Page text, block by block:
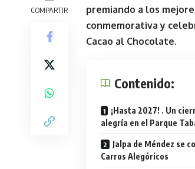
COMPARTIR
premiando a los
conmemorativa y
Cacao al Chocolate.
Contenido:
¡Hasta 2027! . Un
alegría en el Parque
Jalpa de Méndez se
Carros Alegóricos